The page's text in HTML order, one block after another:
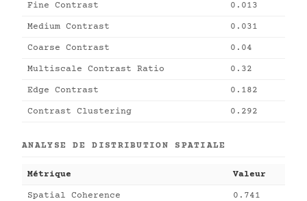
Fine Contrast 0.013
Medium Contrast 0.031
Coarse Contrast 0.04
Multiscale Contrast Ratio 0.32
Edge Contrast 0.182
Contrast Clustering 0.292
ANALYSE DE DISTRIBUTION SPATIALE
Métrique Valeur
Spatial Coherence 0.741